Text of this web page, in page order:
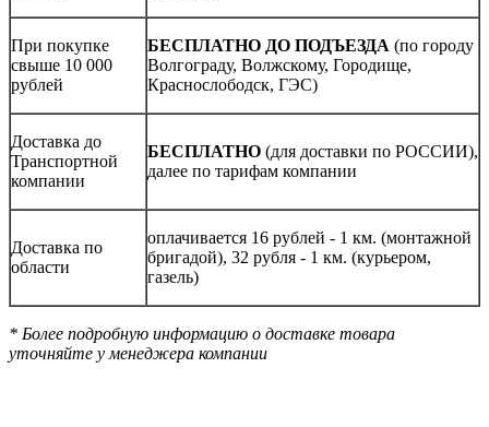
При покупке
свыше 10 000
рублей
БЕСПЛАТНО ДО ПОДЪЕЗДА (по городу
Волгограду, Волжскому, Городище,
Краснослободск, ГЭС)
Доставка до
Транспортной
компании
БЕСПЛАТНО (для доставки по РОССИИ),
далее по тарифам компании
Доставка по
области
оплачивается 16 рублей - 1 км. (монтажной
бригадой), 32 рубля - 1 км. (курьером,
газель)
* Более подробную информацию о доставке товара
уточняйте у менеджера компании